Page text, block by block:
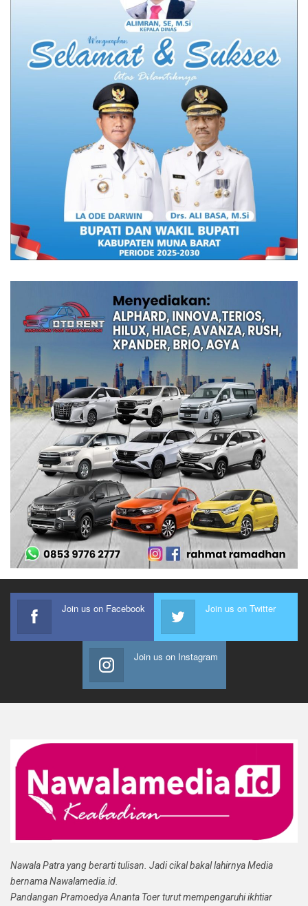
Join us on Facebook Join us on Twitter
Join us on Instagram
Nawala Patra yang berarti tulisan. Jadi cikal bakal lahirnya Media
bernama Nawalamedia.id.
Pandangan Pramoedya Ananta Toer turut mempengaruhi ikhtiar